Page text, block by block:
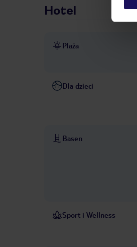
Hotel
Plaża
Dla dzieci
Basen
Sport i Wellness